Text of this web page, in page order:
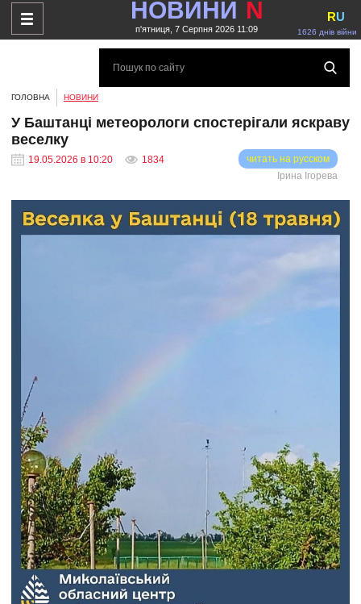
НОВИНИ N
п'ятниця, 7 Серпня 2026 11:09 1626 днів війни
RU
ГОЛОВНА НОВИНИ
У Баштанці метеорологи спостерігали яскраву
веселку
19.05.2026 в 10:20 1834
читать на русском
Ірина Ігорева